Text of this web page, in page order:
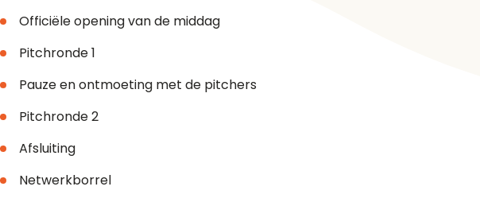
Officiële opening van de middag
Pitchronde 1
Pauze en ontmoeting met de pitchers
Pitchronde 2
Afsluiting
Netwerkborrel